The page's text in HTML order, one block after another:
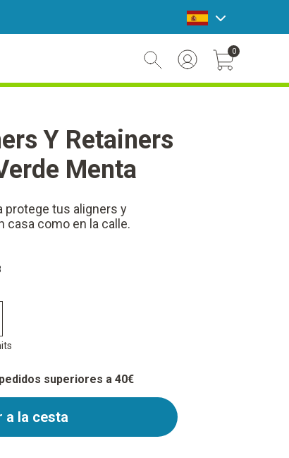
announcement bar
0
Y Retainers
Menta
protege tus aligners y
casa como en la calle.
superiores a 40€
a la cesta